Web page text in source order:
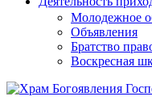
Молодежное
Объявления
Братство
Воскресная